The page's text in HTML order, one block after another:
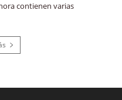
contienen varias